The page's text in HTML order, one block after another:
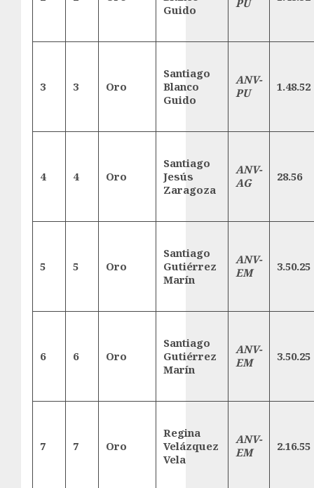
Guido
PU
3 3 Oro
Santiago
Blanco
Guido
ANV-
PU
1.48.52
4 4 Oro
Santiago
Jesús
Zaragoza
ANV-
AG
28.56
5 5 Oro
Santiago
Gutiérrez
Marín
ANV-
EM
3.50.25
6 6 Oro
Santiago
Gutiérrez
Marín
ANV-
EM
3.50.25
7 7 Oro
Regina
Velázquez
Vela
ANV-
EM
2.16.55